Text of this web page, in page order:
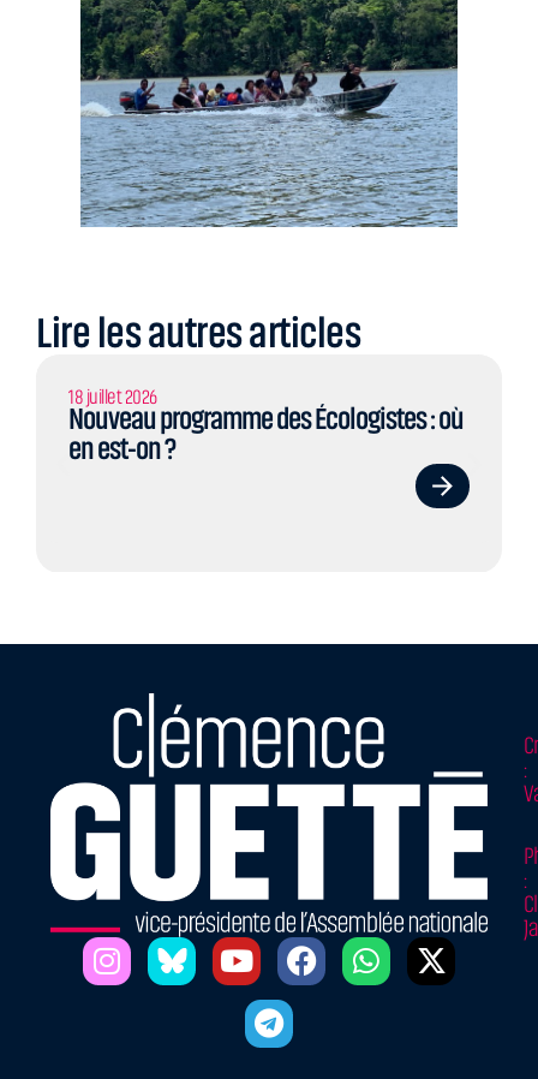
Lire les autres articles
18 juillet 2026
Nouveau programme des Écologistes : où
en est-on ?
:
: